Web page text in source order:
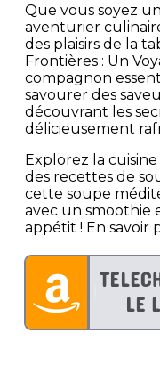
Que vous soyez
aventurier
des plaisirs de la
Frontières : Un
compagnon
savourer des
découvrant les
délicieusement
Explorez la
des recettes de
cette soupe
avec un smoothie
appétit ! En savoir